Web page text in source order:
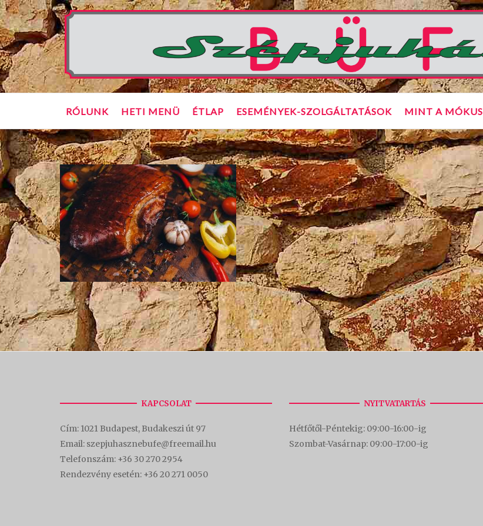
Skip
to
content
Home
RÓLUNK HETI MENÜ ÉTLAP ESEMÉNYEK-SZOLGÁLTATÁSOK MINT A MÓKUS
KAPCSOLAT
Cím: 1021 Budapest, Budakeszi út 97
Email: szepjuhasznebufe@freemail.hu
Telefonszám: +36 30 270 2954
Rendezvény esetén: +36 20 271 0050
NYITVATARTÁS
Hétfőtől-Péntekig: 09:00-16:00-ig
Szombat-Vasárnap: 09:00-17:00-ig